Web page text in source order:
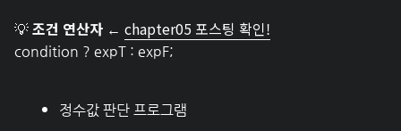
💡 조건 연산자 ← chapter05 포스팅 확인!
condition ? expT : expF;
정수값 판단 프로그램